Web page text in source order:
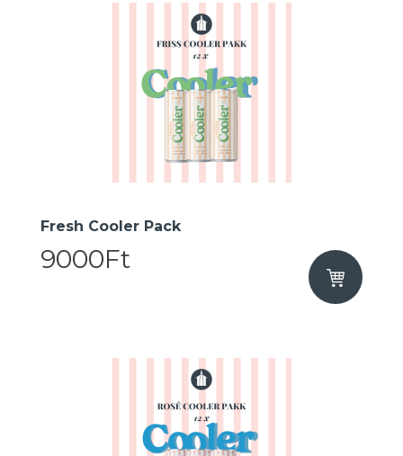
Fresh Cooler Pack
9000Ft